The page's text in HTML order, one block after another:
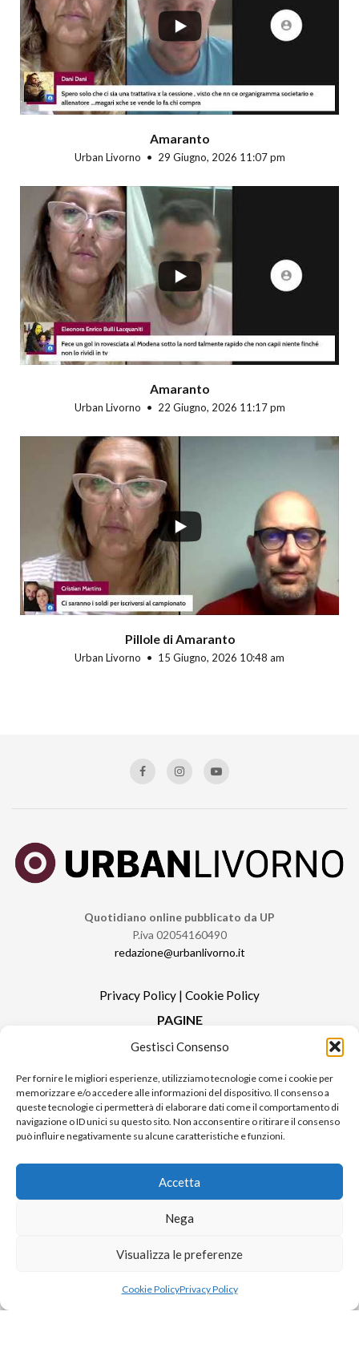
Gestisci Consenso
Per fornire le migliori esperienze, utilizziamo tecnologie come i cookie per
memorizzare e/o accedere alle informazioni del dispositivo. Il consenso a
queste tecnologie ci permetterà di elaborare dati come il comportamento di
navigazione o ID unici su questo sito. Non acconsentire o ritirare il consenso
può influire negativamente su alcune caratteristiche e funzioni.
Accetta
Nega
Visualizza le preferenze
Cookie PolicyPrivacy Policy
Amaranto
Urban Livorno 29 Giugno, 2026 11:07 pm
Amaranto
Urban Livorno 22 Giugno, 2026 11:17 pm
Pillole di Amaranto
Urban Livorno 15 Giugno, 2026 10:48 am
Quotidiano online pubblicato da UP
P.iva 02054160490
redazione@urbanlivorno.it
Privacy Policy | Cookie Policy
PAGINE
Redazione
Contatti
Pubblicità
Sitemap
RUBRICHE
Urban Video
© 2024 UP di Poggianti Simona | Urban Livorno è una testata giornalistica